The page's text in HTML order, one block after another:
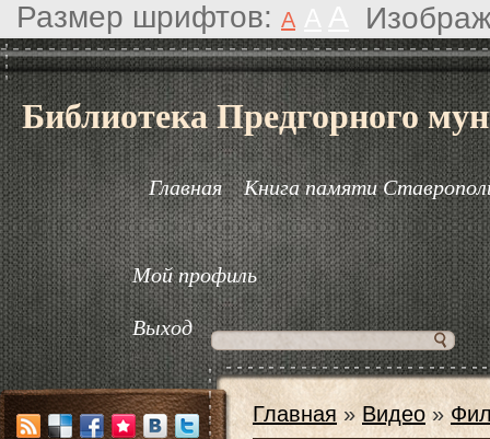
Размер шрифтов: A
Библиотека Предгорного
Главная Книга памяти
Мой профиль
Выход
Главная »Видео »